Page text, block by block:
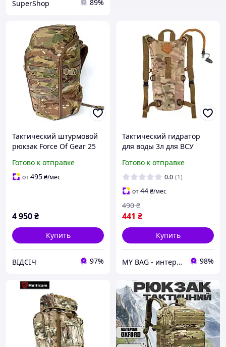
SuperShop 89%
Тактический штурмовой
рюкзак Force Of Gear 25
спинкой,
водоотталкивающий,
Готово к отправке
от495₴/мес
4 950₴
Купить
ВІДСІЧ 97%
Тактический гидратор
для воды 3л для ВСУ
рюкзак для воды
мультикам
Готово к отправке
0.0 (1)
от44₴/мес
441 ₴
490 ₴
Купить
MY BAG - интернет магазин сумок, чемоданов и аксессуаров 98%